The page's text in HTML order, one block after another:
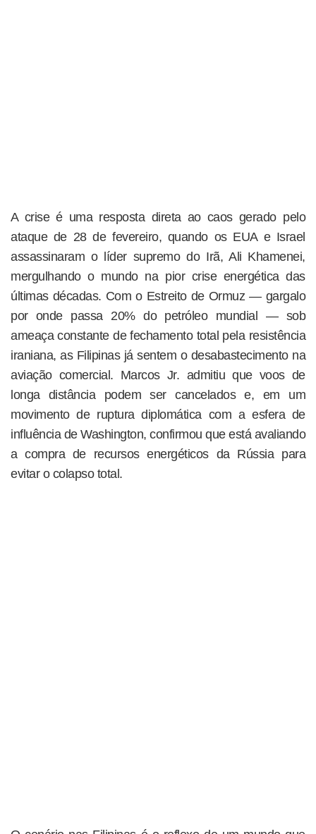
A crise é uma resposta direta ao caos gerado pelo
ataque de 28 de fevereiro, quando os EUA e Israel
assassinaram o líder supremo do Irã, Ali Khamenei,
mergulhando o mundo na pior crise energética das
últimas décadas. Com o Estreito de Ormuz — gargalo
por onde passa 20% do petróleo mundial — sob
ameaça constante de fechamento total pela resistência
iraniana, as Filipinas já sentem o desabastecimento na
aviação comercial. Marcos Jr. admitiu que voos de
longa distância podem ser cancelados e, em um
movimento de ruptura diplomática com a esfera de
influência de Washington, confirmou que está avaliando
a compra de recursos energéticos da Rússia para
evitar o colapso total.